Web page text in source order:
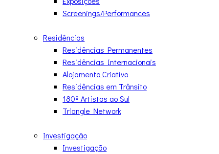
Screenings/Performances
Residências
Residências Permanentes
Residências Internacionais
Alojamento Criativo
Residências em Trânsito
180º Artistas ao Sul
Triangle Network
Investigação
Investigação